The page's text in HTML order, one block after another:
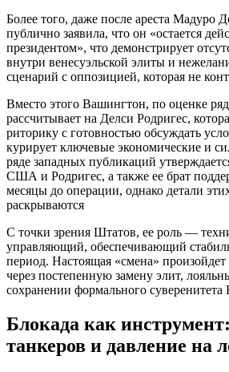
Более того, даже после ареста Мадуро
публично заявила, что он «остается
президентом», что демонстрирует
внутри венесуэльской элиты и
сценарий с оппозицией, которая не
Вместо этого Вашингтон, по оценке
рассчитывает на Делси Родригес,
риторику с готовностью обсуждать
курирует ключевые экономические и
ряде западных публикаций
США и Родригес, а также ее брат
месяцы до операции, однако детали
раскрываются
С точки зрения Штатов, ее роль —
управляющий, обеспечивающий
период. Настоящая «смена»
через постепенную замену элит,
сохранении формального суверенитета
Блокада как
танкеров и давление на